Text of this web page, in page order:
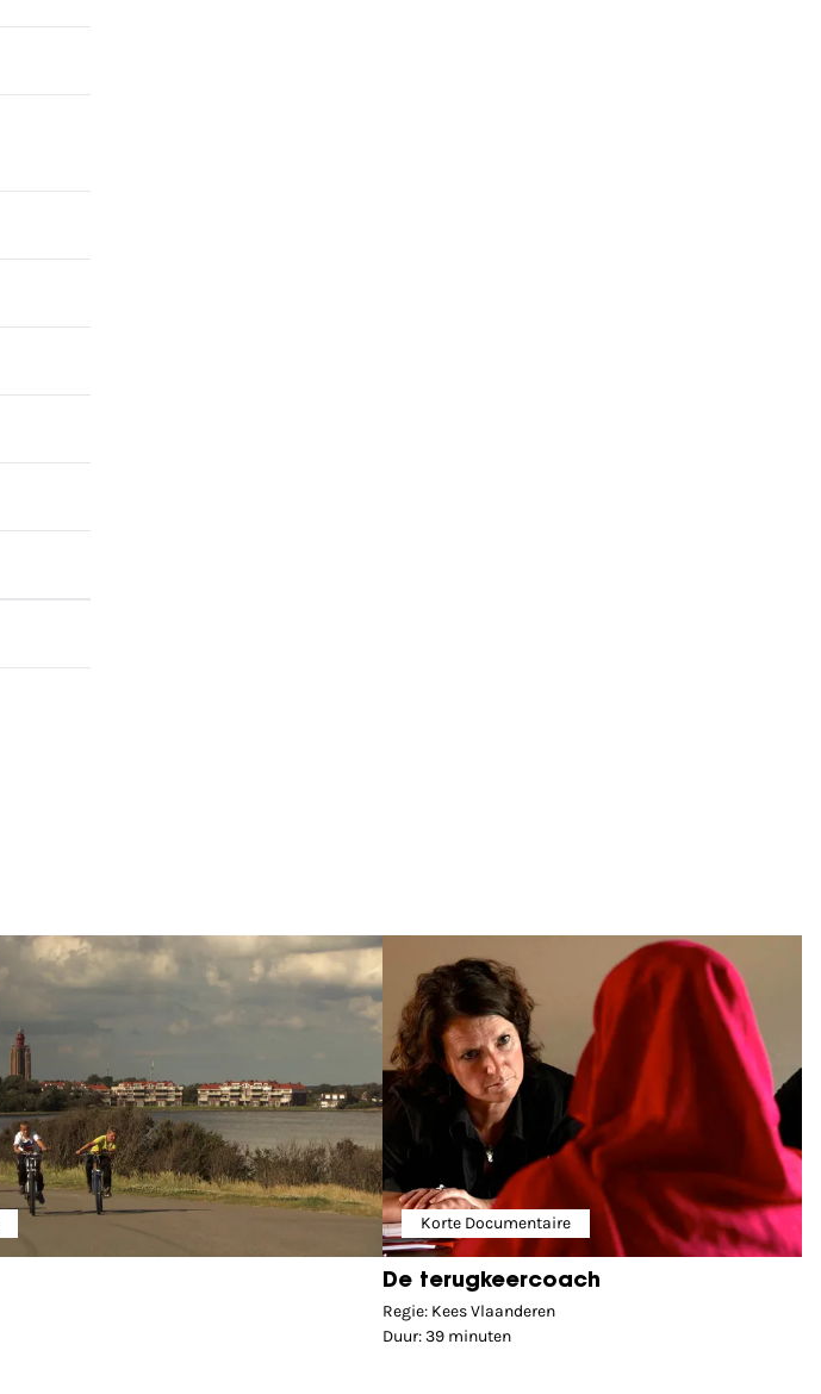
Korte Documentaire
De terugkeercoach
Regie: Kees Vlaanderen
Duur: 39 minuten